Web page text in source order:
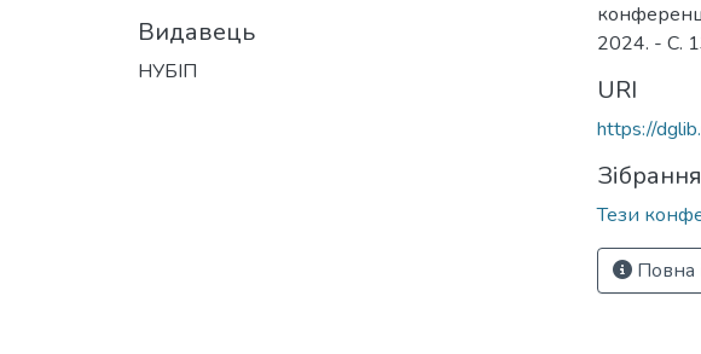
Видавець
НУБІП
2024. - С.
URI
https://
Зібрання
Тези
Повна